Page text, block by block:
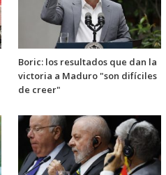
Boric: los resultados que dan la
victoria a Maduro "son difíciles
de creer"